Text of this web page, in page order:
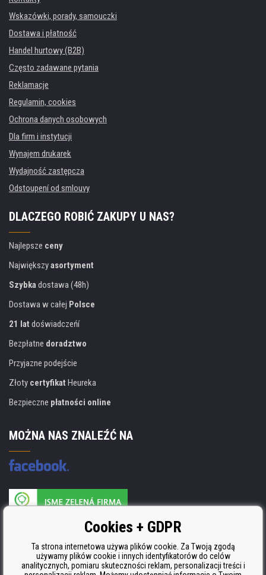
Wskazówki, porady, samouczki
Dostawa i płatność
Handel hurtowy (B2B)
Często zadawane pytania
Reklamacje
Regulamin, cookies
Ochrona danych osobowych
Dla firm i instytucji
Wynajem drukarek
Wydajność zastępcza
Odstoupení od smlouvy
DLACZEGO ROBIĆ ZAKUPY U NAS?
Najlepsze ceny
Największyasortyment
Szybka dostawa (48h)
Dostawa w całej Polsce
21 lat doświadczeńí
Bezpłatne doradztwo
Przyjazne podejście
Złoty certyfikat Heureka
Bezpieczne płatności online
MOŻNA NAS ZNALEŹĆ NA
Producent wkładów posiada certyfikat
ISO 9001, ISO 14001 i STMC.Cookies + GDPR
Ta strona internetowa używa plików cookie. Za Twoją zgodą
używamy plików cookie i innych identyfikatorów do celów
analitycznych, pomiaru skuteczności reklam, personalizacji treści i